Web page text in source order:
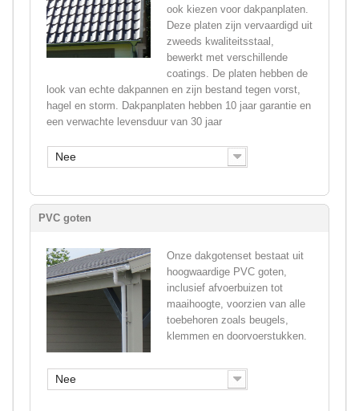
ook kiezen voor dakpanplaten.
Deze platen zijn vervaardigd uit
zweeds kwaliteitsstaal,
bewerkt met verschillende
coatings. De platen hebben de
look van echte dakpannen en zijn bestand tegen vorst,
hagel en storm. Dakpanplaten hebben 10 jaar garantie en
een verwachte levensduur van 30 jaar
Nee
PVC goten
Onze dakgotenset bestaat uit
hoogwaardige PVC goten,
inclusief afvoerbuizen tot
maaihoogte, voorzien van alle
toebehoren zoals beugels,
klemmen en doorvoerstukken.
Nee